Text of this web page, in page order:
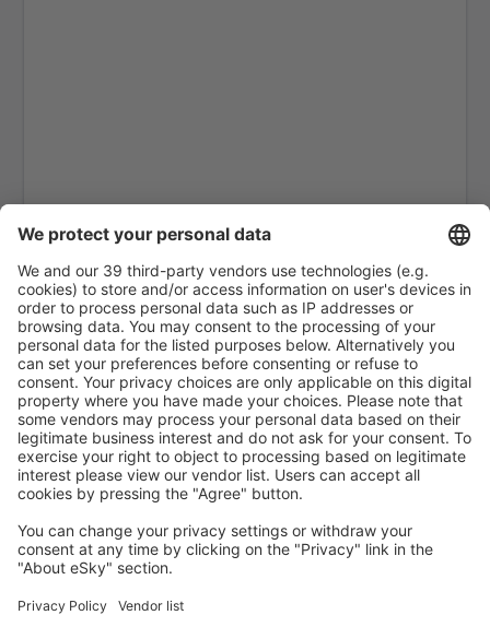
Jerez de la Frontera La Parra (XRY)
Santiago de Compostela Lavacolla (SCQ)
Leon Airport (LEN)
Lleida-Alguaire Airport (ILD)
Madri Barajas (MAD)
Valência Manises (VLC)
Salamanca Matacán (SLM)
Melilla Airport (MLN)
Menorca Mahon (MAH)